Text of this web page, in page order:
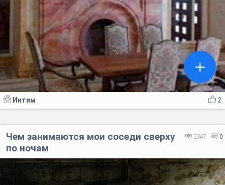
2
Интим
2347 0
Чем занимаются мои соседи сверху
по ночам